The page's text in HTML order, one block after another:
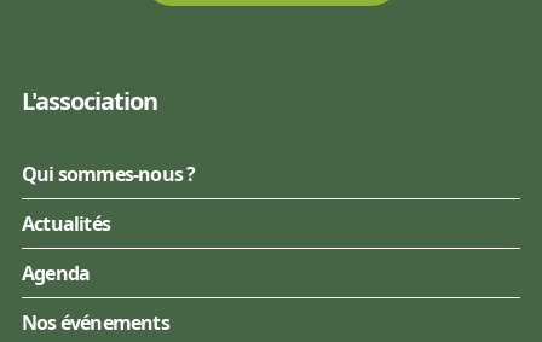
L'association
Qui sommes-nous ?
Actualités
Agenda
Nos événements